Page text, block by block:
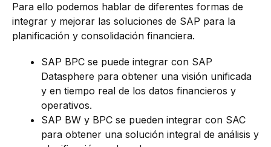
Para ello podemos hablar de diferentes formas de
integrar y mejorar las soluciones de SAP para la
planificación y consolidación financiera.
SAP BPC se puede integrar con SAP
Datasphere para obtener una visión unificada
y en tiempo real de los datos financieros y
operativos.
SAP BW y BPC se pueden integrar con SAC
para obtener una solución integral de análisis y